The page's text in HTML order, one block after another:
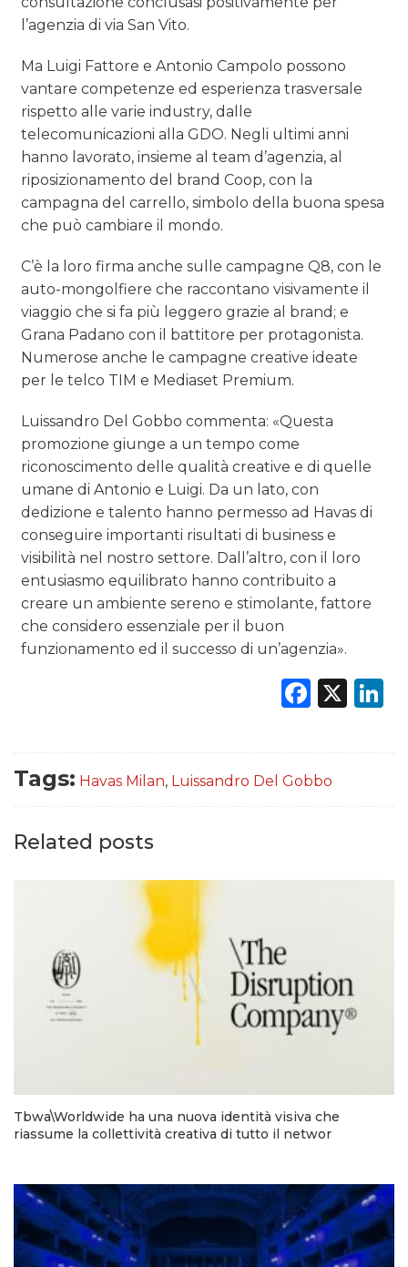
l’agenzia di via San Vito.
Ma Luigi Fattore e Antonio Campolo possono
vantare competenze ed esperienza trasversale
rispetto alle varie industry, dalle
telecomunicazioni alla GDO. Negli ultimi anni
hanno lavorato, insieme al team d’agenzia, al
riposizionamento del brand Coop, con la
campagna del carrello, simbolo della buona spesa
che può cambiare il mondo.
C’è la loro firma anche sulle campagne Q8, con le
auto-mongolfiere che raccontano visivamente il
viaggio che si fa più leggero grazie al brand; e
Grana Padano con il battitore per protagonista.
Numerose anche le campagne creative ideate
per le telco TIM e Mediaset Premium.
Luissandro Del Gobbo commenta: «Questa
promozione giunge a un tempo come
riconoscimento delle qualità creative e di quelle
umane di Antonio e Luigi. Da un lato, con
dedizione e talento hanno permesso ad Havas di
conseguire importanti risultati di business e
visibilità nel nostro settore. Dall’altro, con il loro
entusiasmo equilibrato hanno contribuito a
creare un ambiente sereno e stimolante, fattore
che considero essenziale per il buon
funzionamento ed il successo di un’agenzia».
X
Tags: Havas Milan, Luissandro Del Gobbo
Related posts
Tbwa\Worldwide ha una nuova identità visiva che
riassume la collettività creativa di tutto il networ